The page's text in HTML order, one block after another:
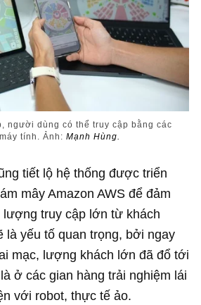
người dùng có thể truy cập bằng các
tính. Ảnh:Mạnh Hùng.
tiết lộ hệ thống được triển
mây Amazon AWS để đảm
lượng truy cập lớn từ khách
là yếu tố quan trọng, bởi ngay
mạc, lượng khách lớn đã đổ tới
ở các gian hàng trải nghiệm lái
với robot, thực tế ảo.